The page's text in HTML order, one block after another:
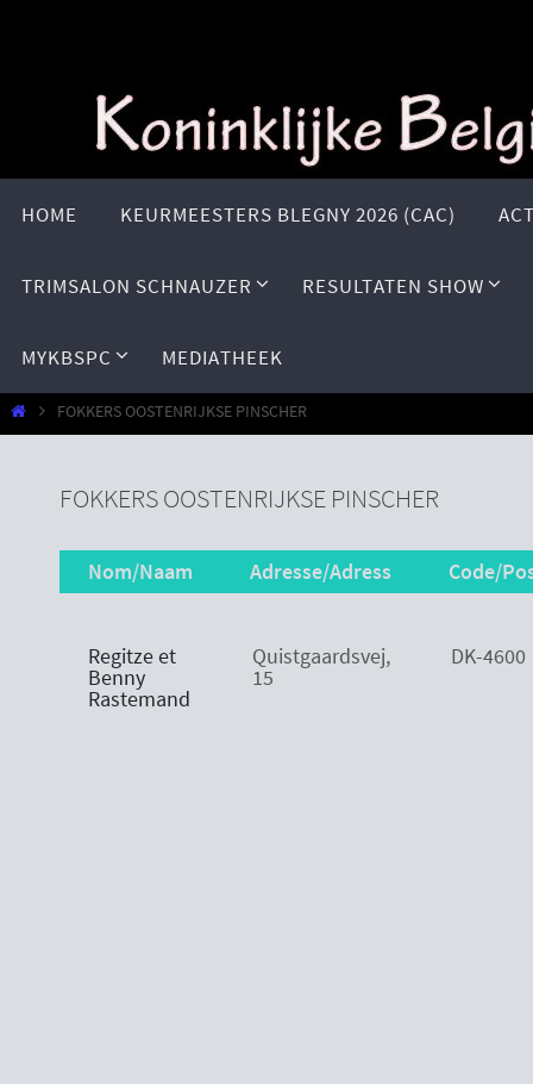
Ga
naarHOME KEURMEESTERS BLEGNY 2026 (CAC)
TRIMSALON SCHNAUZER RESULTATEN SHOW
MYKBSPC MEDIATHEEK
HomeFOKKERS OOSTENRIJKSE PINSCHER
FOKKERS OOSTENRIJKSE PINSCHER
Nom/Naam Adresse/Adress Code/
Regitze et
Benny
Rastemand
Quistgaardsvej,
15
DK-4600